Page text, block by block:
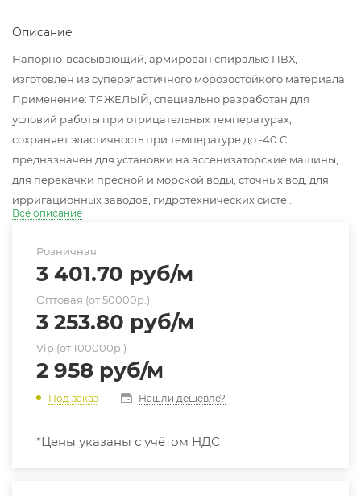
Описание
Напорно-всасывающий, армирован спиралью ПВХ,
изготовлен из суперэластичного морозостойкого материала
Применение: ТЯЖЕЛЫЙ, специально разработан для
условий работы при отрицательных температурах,
сохраняет эластичность при температуре до -40 С
предназначен для установки на ассенизаторские машины,
для перекачки пресной и морской воды, сточных вод, для
ирригационных заводов, гидротехнических систе...
Всё описание
Розничная
3 401.70 руб/м
Оптовая (от 50000р.)
3 253.80 руб/м
Vip (от 100000р.)
2 958 руб/м
Под заказ Нашли дешевле?
*Цены указаны с учётом НДС